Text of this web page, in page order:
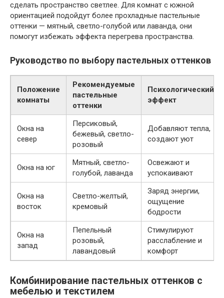
сделать пространство светлее. Для комнат с южной
ориентацией подойдут более прохладные пастельные
оттенки — мятный, светло-голубой или лаванда, они
помогут избежать эффекта перегрева пространства.
Руководство по выбору пастельных оттенков
Положение
комнаты
Рекомендуемые
пастельные
оттенки
Психологический
эффект
Окна на
север
Персиковый,
бежевый, светло-
розовый
Добавляют тепла,
создают уют
Окна на юг
Мятный, светло-
голубой, лаванда
Освежают и
успокаивают
Окна на
восток
Светло-желтый,
кремовый
Заряд энергии,
ощущение
бодрости
Окна на
запад
Пепельный
розовый,
лавандовый
Стимулируют
расслабление и
комфорт
Комбинирование пастельных оттенков с
мебелью и текстилем